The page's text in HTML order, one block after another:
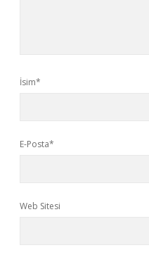
İsim*
E-Posta*
Web Sitesi